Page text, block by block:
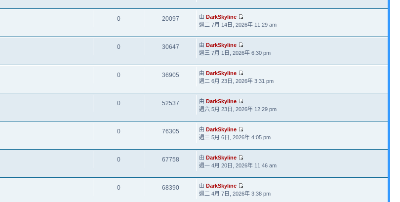
0 20097 由DarkSkyline
週二 7月 14日, 2026年 11:29 am
0 30647 由DarkSkyline
週三 7月 1日, 2026年 6:30 pm
0 36905 由DarkSkyline
週二 6月 23日, 2026年 3:31 pm
0 52537 由DarkSkyline
週六 5月 23日, 2026年 12:29 pm
0 76305 由DarkSkyline
週三 5月 6日, 2026年 4:05 pm
0 67758 由DarkSkyline
週一 4月 20日, 2026年 11:46 am
0 68390 由DarkSkyline
週二 4月 7日, 2026年 3:38 pm